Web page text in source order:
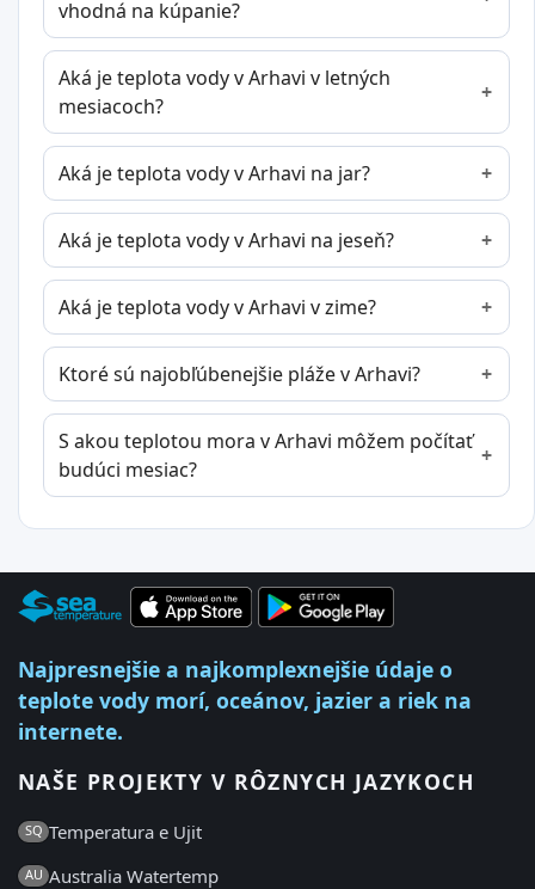
vhodná na kúpanie?
Aká je teplota vody v Arhavi v letných
mesiacoch?
Aká je teplota vody v Arhavi na jar?
Aká je teplota vody v Arhavi na jeseň?
Aká je teplota vody v Arhavi v zime?
Ktoré sú najobľúbenejšie pláže v Arhavi?
S akou teplotou mora v Arhavi môžem počítať
budúci mesiac?
Najpresnejšie a najkomplexnejšie údaje o
teplote vody morí, oceánov, jazier a riek na
internete.
NAŠE PROJEKTY V RÔZNYCH JAZYKOCH
SQ Temperatura e Ujit
AU Australia Watertemp